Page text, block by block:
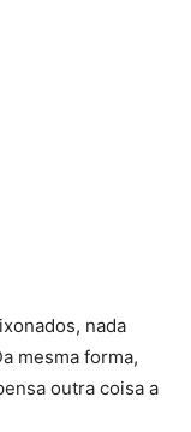
nada
mesma forma,
outra coisa a